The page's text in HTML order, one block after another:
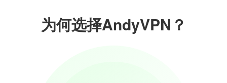
为何选择AndyVPN？